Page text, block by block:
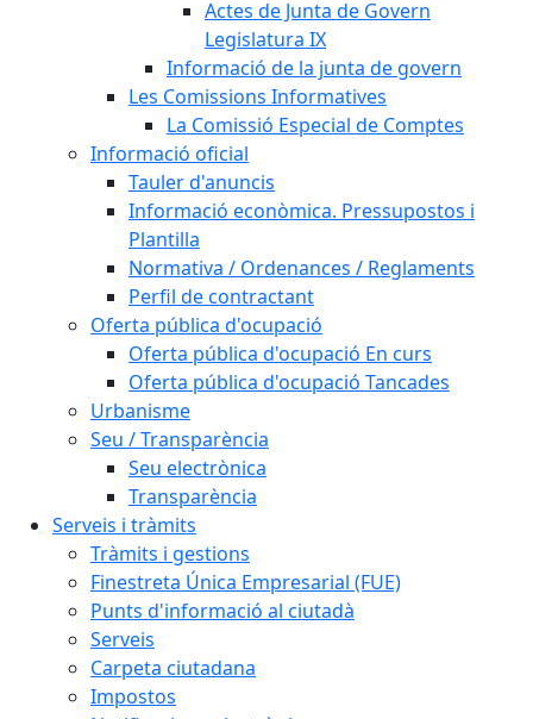
Actes de Junta de Govern
Legislatura IX
Informació de la junta de govern
Les Comissions Informatives
La Comissió Especial de Comptes
Informació oficial
Tauler d'anuncis
Informació econòmica. Pressupostos i
Plantilla
Normativa / Ordenances / Reglaments
Perfil de contractant
Oferta pública d'ocupació
Oferta pública d'ocupació En curs
Oferta pública d'ocupació Tancades
Urbanisme
Seu / Transparència
Seu electrònica
Transparència
Serveis i tràmits
Tràmits i gestions
Finestreta Única Empresarial (FUE)
Punts d'informació al ciutadà
Serveis
Carpeta ciutadana
Impostos